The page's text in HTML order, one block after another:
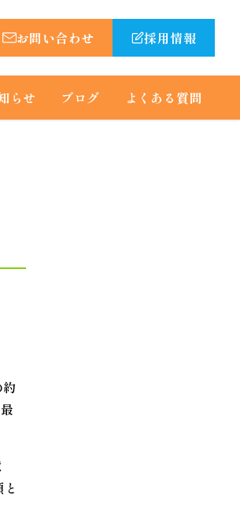
お問い合わせ 採用情報
らせ ブログ よくある質問